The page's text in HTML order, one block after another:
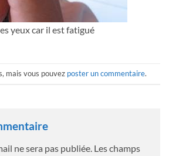
yeux car il est fatigué
mais vous pouvez poster un commentaire.
ne sera pas publiée. Les champs